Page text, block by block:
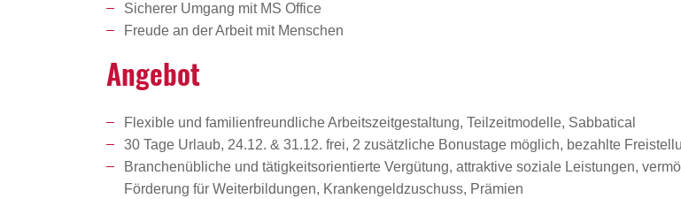
Sicherer Umgang mit MS Office
Freude an der Arbeit mit Menschen
Angebot
Flexible und familienfreundliche Arbeitszeitgestaltung, Teilzeitmodelle, Sabbatical
30 Tage Urlaub, 24.12. & 31.12. frei, 2 zusätzliche Bonustage möglich, bezahlte
Branchenübliche und tätigkeitsorientierte Vergütung, attraktive soziale Leistungen,
Förderung für Weiterbildungen, Krankengeldzuschuss, Prämien